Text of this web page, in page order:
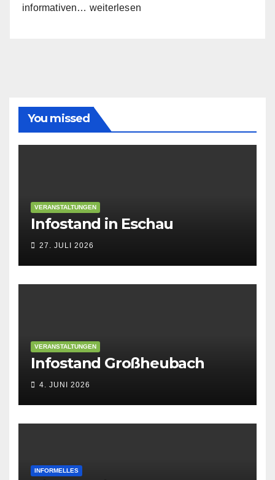
informativen… Infoabend:
weiterlesen
You missed
VERANSTALTUNGEN
Infostand in Eschau
27. JULI 2026
VERANSTALTUNGEN
Infostand Großheubach
4. JUNI 2026
INFORMELLES